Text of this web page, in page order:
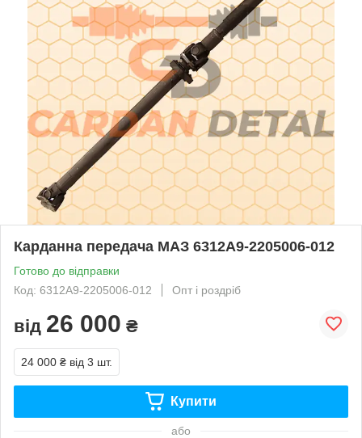
Карданна передача МАЗ 6312А9-2205006-012
Готово до відправки
Код: 6312А9-2205006-012
Опт і роздріб
від 26 000 ₴
24 000 ₴ від 3 шт.
Купити
або